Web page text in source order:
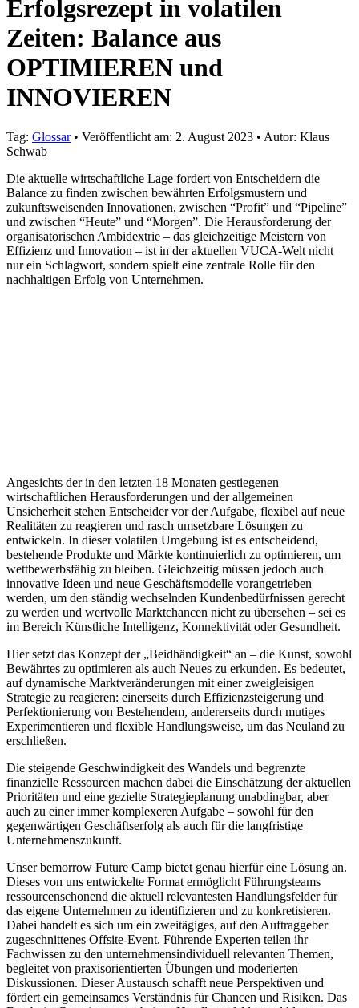
Erfolgsrezept in volatilen
Zeiten: Balance aus
OPTIMIEREN und
INNOVIEREN
Tag: Glossar • Veröffentlicht am: 2. August 2023 • Autor: Klaus
Schwab
Die aktuelle wirtschaftliche Lage fordert von Entscheidern die
Balance zu finden zwischen bewährten Erfolgsmustern und
zukunftsweisenden Innovationen, zwischen “Profit” und “Pipeline”
und zwischen “Heute” und “Morgen”. Die Herausforderung der
organisatorischen Ambidextrie – das gleichzeitige Meistern von
Effizienz und Innovation – ist in der aktuellen VUCA-Welt nicht
nur ein Schlagwort, sondern spielt eine zentrale Rolle für den
nachhaltigen Erfolg von Unternehmen.
Angesichts der in den letzten 18 Monaten gestiegenen
wirtschaftlichen Herausforderungen und der allgemeinen
Unsicherheit stehen Entscheider vor der Aufgabe, flexibel auf neue
Realitäten zu reagieren und rasch umsetzbare Lösungen zu
entwickeln. In dieser volatilen Umgebung ist es entscheidend,
bestehende Produkte und Märkte kontinuierlich zu optimieren, um
wettbewerbsfähig zu bleiben. Gleichzeitig müssen jedoch auch
innovative Ideen und neue Geschäftsmodelle vorangetrieben
werden, um den ständig wechselnden Kundenbedürfnissen gerecht
zu werden und wertvolle Marktchancen nicht zu übersehen – sei es
im Bereich Künstliche Intelligenz, Konnektivität oder Gesundheit.
Hier setzt das Konzept der „Beidhändigkeit“ an – die Kunst, sowohl
Bewährtes zu optimieren als auch Neues zu erkunden. Es bedeutet,
auf dynamische Marktveränderungen mit einer zweigleisigen
Strategie zu reagieren: einerseits durch Effizienzsteigerung und
Perfektionierung von Bestehendem, andererseits durch mutiges
Experimentieren und flexible Handlungsweise, um das Neuland zu
erschließen.
Die steigende Geschwindigkeit des Wandels und begrenzte
finanzielle Ressourcen machen dabei die Einschätzung der aktuellen
Prioritäten und eine gezielte Strategieplanung unabdingbar, aber
auch zu einer immer komplexeren Aufgabe – sowohl für den
gegenwärtigen Geschäftserfolg als auch für die langfristige
Unternehmenszukunft.
Unser bemorrow Future Camp bietet genau hierfür eine Lösung an.
Dieses von uns entwickelte Format ermöglicht Führungsteams
ressourcenschonend die aktuell relevantesten Handlungsfelder für
das eigene Unternehmen zu identifizieren und zu konkretisieren.
Dabei handelt es sich um ein zweitägiges, auf den Auftraggeber
zugeschnittenes Offsite-Event. Führende Experten teilen ihr
Fachwissen zu den unternehmensindividuell relevanten Themen,
begleitet von praxisorientierten Übungen und moderierten
Diskussionen. Dieser Austausch schafft neue Perspektiven und
fördert ein gemeinsames Verständnis für Chancen und Risiken. Das